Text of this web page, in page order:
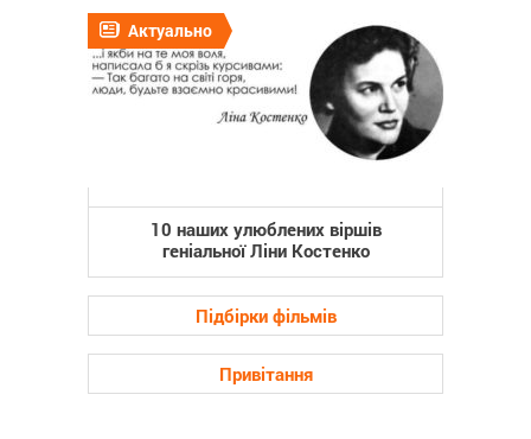
Актуально
10 наших улюблених віршів
геніальної Ліни Костенко
Підбірки фільмів
Привітання